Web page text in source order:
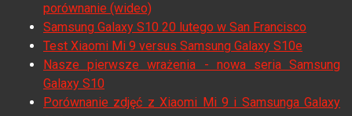
porównanie (wideo)
Samsung Galaxy S10 20 lutego w San Francisco
Test Xiaomi Mi 9 versus Samsung Galaxy S10e
Nasze pierwsze wrażenia - nowa seria Samsung
Galaxy S10
Porównanie zdjęć z Xiaomi Mi 9 i Samsunga Galaxy